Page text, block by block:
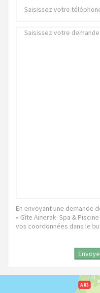
En envoyant une demande
« Gîte Ainerak- Spa &
vos coordonnées dans le